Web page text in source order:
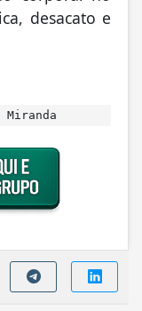
desacato e
Miranda